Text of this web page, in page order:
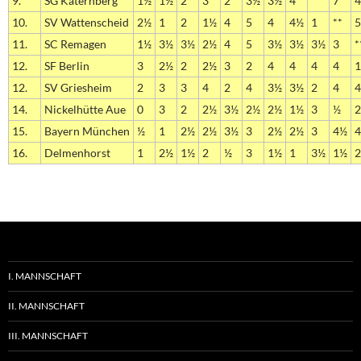
10.
SV Wattenscheid 2½ 1 2 1½ 4 5 4 4½ 1 **
5
11.
SC Remagen 1½ 3½ 3½ 2½ 4 5 3½ 3½ 3½ 3
12.
SF Berlin 3 2½ 2 2½ 3 2 4 4 4 4
1
12.
SV Griesheim 2 3 3 4 2 4 3½ 3½ 2 4
4
14.
Nickelhütte Aue 0 3 2 2½ 3½ 2½ 2½ 1½ 3 ½
15.
Bayern München ½ 1 2½ 2½ 3½ 3 2½ 2½ 3 4½ 4
16.
Delmenhorst 1 2½ 1½ 2 ½ 3 1½ 1 3½ 1½ 2
I. MANNSCHAFT
II. MANNSCHAFT
III. MANNSCHAFT